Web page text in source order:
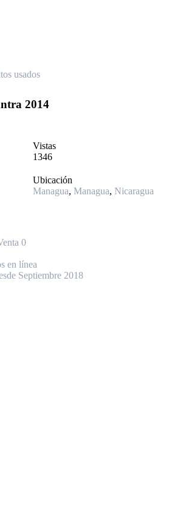
usados
2014
Vistas
1346
Ubicación
Managua, Managua, Nicaragua
0
en línea
Septiembre 2018